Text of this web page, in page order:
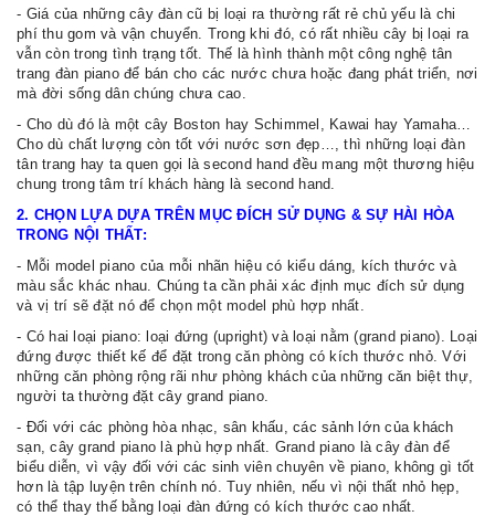
- Giá của những cây đàn cũ bị loại ra thường rất rẻ chủ yếu là chi
phí thu gom và vận chuyển. Trong khi đó, có rất nhiều cây bị loại ra
vẫn còn trong tình trạng tốt. Thế là hình thành một công nghệ tân
trang đàn piano để bán cho các nước chưa hoặc đang phát triển, nơi
mà đời sống dân chúng chưa cao.
- Cho dù đó là một cây Boston hay Schimmel, Kawai hay Yamaha…
Cho dù chất lượng còn tốt với nước sơn đẹp…, thì những loại đàn
tân trang hay ta quen gọi là second hand đều mang một thương hiệu
chung trong tâm trí khách hàng là second hand.
2. CHỌN LỰA DỰA TRÊN MỤC ĐÍCH SỬ DỤNG & SỰ HÀI HÒA
TRONG NỘI THẤT:
- Mỗi model piano của mỗi nhãn hiệu có kiểu dáng, kích thước và
màu sắc khác nhau. Chúng ta cần phải xác định mục đích sử dụng
và vị trí sẽ đặt nó để chọn một model phù hợp nhất.
- Có hai loại piano: loại đứng (upright) và loại nằm (grand piano). Loại
đứng được thiết kế để đặt trong căn phòng có kích thước nhỏ. Với
những căn phòng rộng rãi như phòng khách của những căn biệt thự,
người ta thường đặt cây grand piano.
- Đối với các phòng hòa nhạc, sân khấu, các sảnh lớn của khách
sạn, cây grand piano là phù hợp nhất. Grand piano là cây đàn để
biểu diễn, vì vậy đối với các sinh viên chuyên về piano, không gì tốt
hơn là tập luyện trên chính nó. Tuy nhiên, nếu vì nội thất nhỏ hẹp,
có thể thay thế bằng loại đàn đứng có kích thước cao nhất.